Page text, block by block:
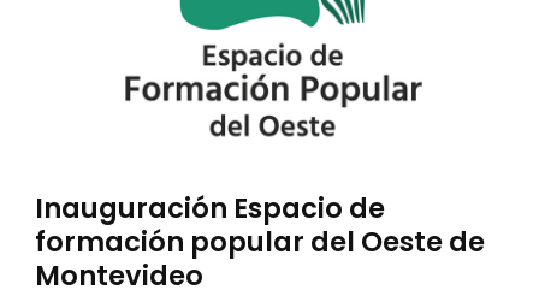
Inauguración Espacio de
formación popular del Oeste de
Montevideo